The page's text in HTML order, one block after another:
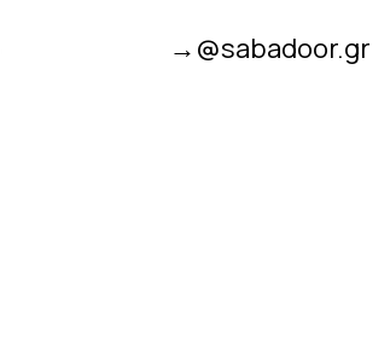
→@sabadoor.gr